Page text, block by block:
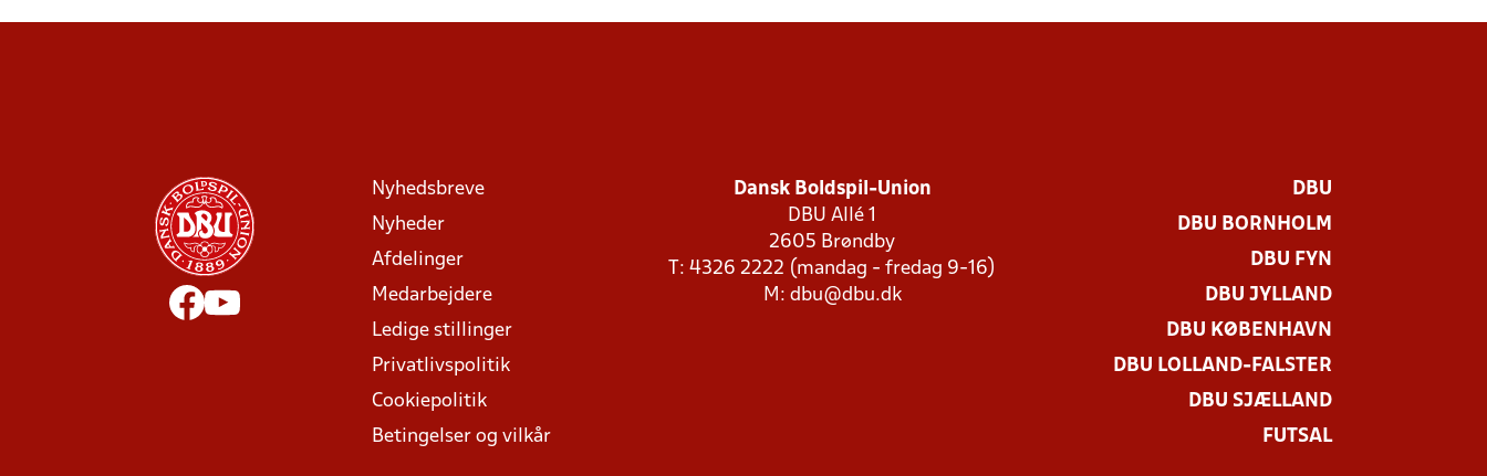
Nyhedsbreve
Nyheder
Afdelinger
Medarbejdere
Ledige stillinger
Privatlivspolitik
Cookiepolitik
Betingelser og vilkår
Dansk Boldspil-Union
DBU Allé 1
2605 Brøndby
T: 4326 2222 (mandag - fredag 9-16)
M: dbu@dbu.dk
DBU
DBU BORNHOLM
DBU FYN
DBU JYLLAND
DBU KØBENHAVN
DBU LOLLAND-FALSTER
DBU SJÆLLAND
FUTSAL